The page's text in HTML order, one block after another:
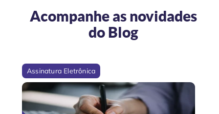
Acompanhe as novidades
do Blog
Assinatura Eletrônica